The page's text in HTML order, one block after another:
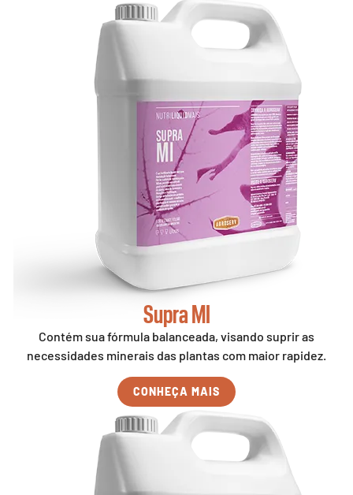
Supra MI
Contém sua fórmula balanceada, visando suprir as
necessidades minerais das plantas com maior rapidez.
CONHEÇA MAIS